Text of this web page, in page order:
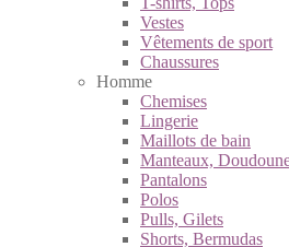
Vestes
Vêtements de sport
Chaussures
Homme
Chemises
Lingerie
Maillots de bain
Manteaux,
Pantalons
Polos
Pulls, Gilets
Shorts, Bermudas